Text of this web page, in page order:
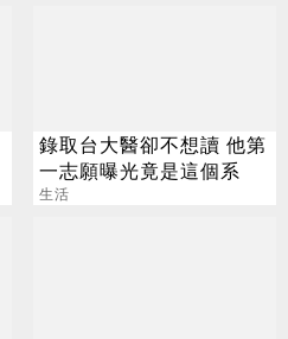
錄取台大醫卻不想讀 他第
一志願曝光竟是這個系
生活